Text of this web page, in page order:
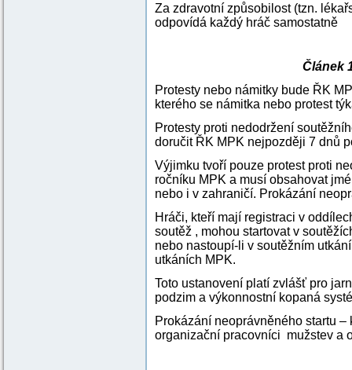
Za zdravotní způsobilost (tzn.
odpovídá každý hráč samostatně
Článek
Protesty nebo námitky bude ŘK
kterého se námitka nebo protest
Protesty proti nedodržení
doručit ŘK MPK nejpozději 7 dnů
Výjimku tvoří pouze protest proti
ročníku MPK a musí obsahovat
nebo i v zahraničí. Prokázání
Hráči, kteří mají registraci v
soutěž , mohou startovat v
nebo nastoupí-li v soutěžním
utkáních MPK.
Toto ustanovení platí zvlášť pro
podzim a výkonnostní kopaná
Prokázání neoprávněného startu
organizační pracovníci mužstev a